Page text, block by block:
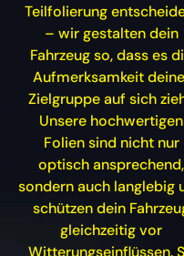
Teilfolierung
– wir gestalten dein
Fahrzeug so, dass es
Aufmerksamkeit
Zielgruppe auf sich
Unsere hochwertigen
Folien sind nicht nur
optisch ansprechend,
sondern auch langlebig
schützen dein
gleichzeitig vor
Witterungseinflüssen.